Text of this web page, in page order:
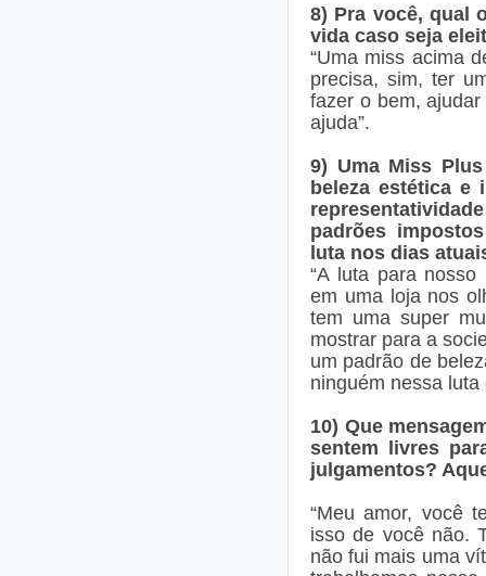
8) Pra você, qual
vida caso seja
“Uma miss acima
precisa, sim, ter
fazer o bem,
ajuda”.
9) Uma Miss
beleza estética e
padrões
luta nos dias
“A luta para
em uma loja nos
tem uma super
mostrar para a
um padrão de
ninguém nessa luta
10) Que
sentem livres
julgamentos?
“Meu amor, você
isso de você não.
não fui mais uma